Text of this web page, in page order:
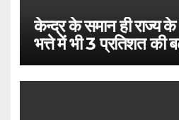
केन्द्र के समान ही राज्य के
भत्ते में भी 3 प्रतिशत की